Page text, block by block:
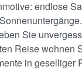
endlose
Sie
Reise
in geselliger